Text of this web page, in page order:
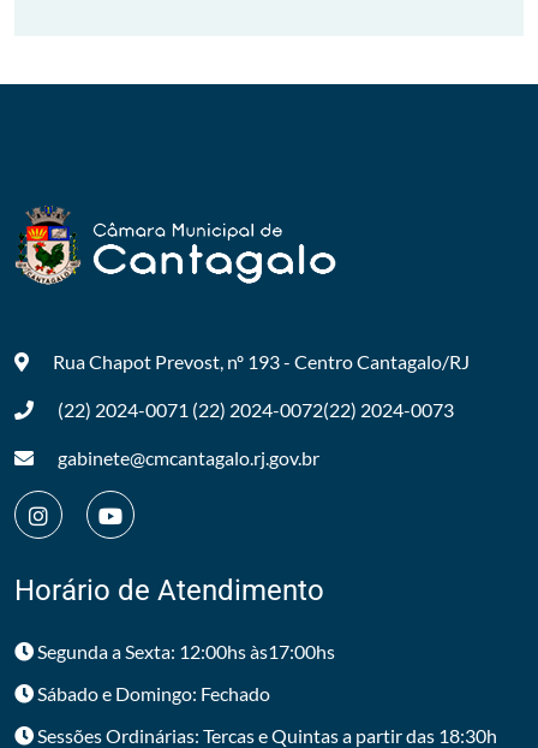
Rua Chapot Prevost, nº 193 - CentroCantagalo/RJ
(22) 2024-0071 (22) 2024-0072(22) 2024-0073
gabinete@cmcantagalo.rj.gov.br
Horário de Atendimento
Segunda a Sexta: 12:00hs às17:00hs
Sábado e Domingo: Fechado
Sessões Ordinárias: Tercas e Quintas a partir das 18:30h